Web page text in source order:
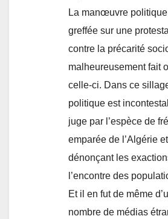
La manœuvre politique
greffée sur une
contre la précarité
malheureusement fait
celle-ci. Dans ce
politique est
juge par l’espèce de
emparée de l’Algérie
dénonçant les
l’encontre des
Et il en fut de même
nombre de médias